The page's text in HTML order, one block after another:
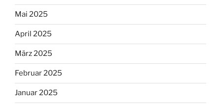
Mai 2025
April 2025
März 2025
Februar 2025
Januar 2025